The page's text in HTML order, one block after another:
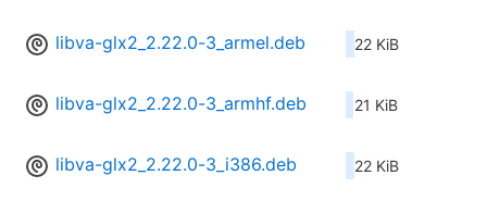
libva-glx2_2.22.0-3_armel.deb 22 KiB
libva-glx2_2.22.0-3_armhf.deb 21 KiB
libva-glx2_2.22.0-3_i386.deb 22 KiB